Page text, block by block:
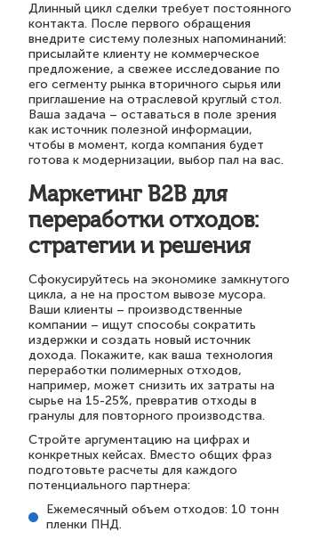
Длинный цикл сделки требует постоянного
контакта. После первого обращения
внедрите систему полезных напоминаний:
присылайте клиенту не коммерческое
предложение, а свежее исследование по
его сегменту рынка вторичного сырья или
приглашение на отраслевой круглый стол.
Ваша задача – оставаться в поле зрения
как источник полезной информации,
чтобы в момент, когда компания будет
готова к модернизации, выбор пал на вас.
Маркетинг B2B для
переработки отходов:
стратегии и решения
Сфокусируйтесь на экономике замкнутого
цикла, а не на простом вывозе мусора.
Ваши клиенты – производственные
компании – ищут способы сократить
издержки и создать новый источник
дохода. Покажите, как ваша технология
переработки полимерных отходов,
например, может снизить их затраты на
сырье на 15-25%, превратив отходы в
гранулы для повторного производства.
Стройте аргументацию на цифрах и
конкретных кейсах. Вместо общих фраз
подготовьте расчеты для каждого
потенциального партнера:
Ежемесячный объем отходов: 10 тонн
пленки ПНД.